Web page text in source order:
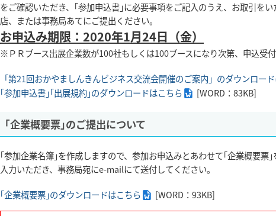
をご確認いただき、｢参加申込書｣に必要事項をご記入のうえ、お取引を
店、または事務局あてにご提出ください。
お申込み期限：2020年1月24日（金）
※ＰＲブース出展企業数が100社もしくは100ブースになり次第、申込受付
「第21回おかやましんきんビジネス交流会開催のご案内」のダウンロー
｢参加申込書｣｢出展規約｣のダウンロードはこちら
[WORD：83KB]
｢企業概要票｣のご提出について
｢参加企業名簿｣を作成しますので、参加お申込みとあわせて｢企業概要票
入力いただき、事務局宛にe-mailにて送付してください。
｢企業概要票｣のダウンロードはこちら [WORD：93KB]